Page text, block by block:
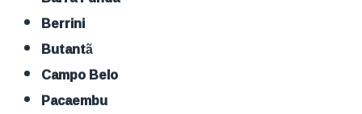
Berrini
Butantã
Campo Belo
Pacaembu